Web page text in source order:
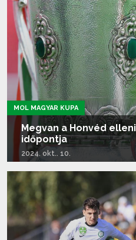
MOL MAGYAR KUPA
Megvan a Honvéd
időpontja
2024. okt.. 10.
Tovább